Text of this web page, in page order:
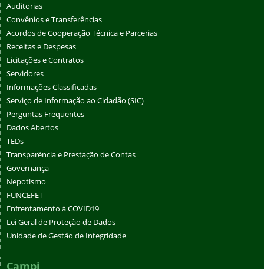
Auditorias
Convênios e Transferências
Acordos de Cooperação Técnica e Parcerias
Receitas e Despesas
Licitações e Contratos
Servidores
Informações Classificadas
Serviço de Informação ao Cidadão (SIC)
Perguntas Frequentes
Dados Abertos
TEDs
Transparência e Prestação de Contas
Governança
Nepotismo
FUNCEFET
Enfrentamento à COVID19
Lei Geral de Proteção de Dados
Unidade de Gestão de Integridade
Campi